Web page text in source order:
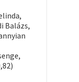
Balázs,